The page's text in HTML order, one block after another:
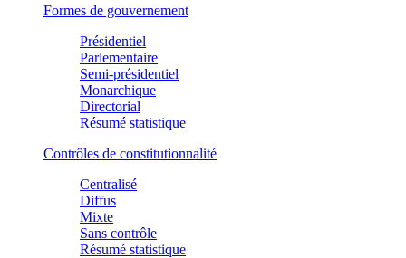
Formes de gouvernement
Présidentiel
Parlementaire
Semi-présidentiel
Monarchique
Directorial
Résumé statistique
Contrôles de constitutionnalité
Centralisé
Diffus
Mixte
Sans contrôle
Résumé statistique